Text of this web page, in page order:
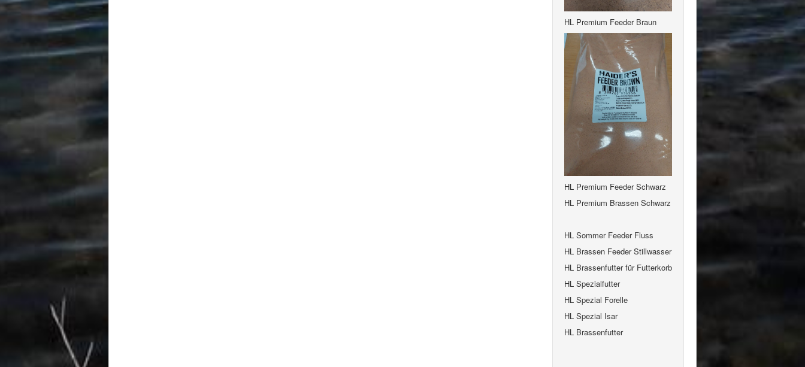
HL Premium Feeder Braun
HL Premium Feeder Schwarz
HL Premium Brassen Schwarz
HL Sommer Feeder Fluss
HL Brassen Feeder Stillwasser
HL Brassenfutter für Futterkorb
HL Spezialfutter
HL Spezial Forelle
HL Spezial Isar
HL Brassenfutter